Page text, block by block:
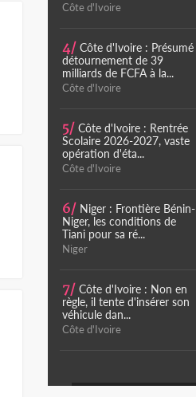
Côte d'Ivoire
4/ Côte d'Ivoire : Présumé
détournement de 39
milliards de FCFA à la...
Côte d'Ivoire
5/ Côte d'Ivoire : Rentrée
Scolaire 2026-2027, vaste
opération d'éta...
Côte d'Ivoire
6/ Niger : Frontière Bénin-
Niger, les conditions de
Tiani pour sa ré...
Niger
7/ Côte d'Ivoire : Non en
règle, il tente d'insérer son
véhicule dan...
Côte d'Ivoire